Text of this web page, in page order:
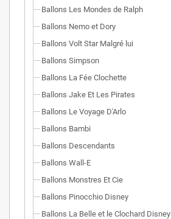
Ballons Les Mondes de Ralph
Ballons Nemo et Dory
Ballons Volt Star Malgré lui
Ballons Simpson
Ballons La Fée Clochette
Ballons Jake Et Les Pirates
Ballons Le Voyage D'Arlo
Ballons Bambi
Ballons Descendants
Ballons Wall-E
Ballons Monstres Et Cie
Ballons Pinocchio Disney
Ballons La Belle et le Clochard Disney